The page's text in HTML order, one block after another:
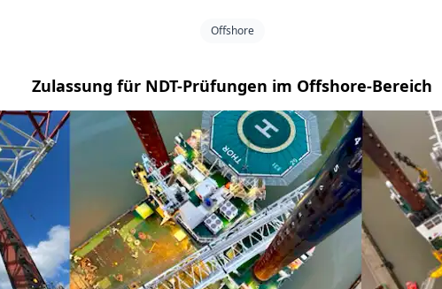
Offshore
Zulassung für NDT-Prüfungen im Offshore-Bereich